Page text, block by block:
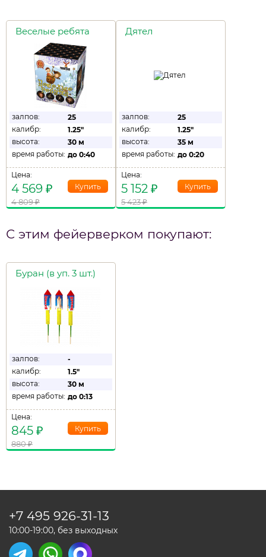
Веселые ребята
залпов:
25
калибр:
1.25"
высота:
30 м
время работы: до 0:40
Цена:
4 569 ₽
4 809₽
Дятел
залпов:
25
калибр:
1.25"
высота:
35 м
время работы: до 0:20
Цена:
5 152 ₽
5 423₽
С этим фейерверком покупают:
Буран (в уп. 3 шт.)
залпов:
-
калибр:
1.5"
высота:
30 м
время работы: до 0:13
Цена:
845 ₽
880₽
+7 495 926-31-13
10:00-19:00, без выходных